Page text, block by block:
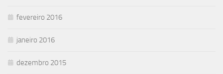
fevereiro 2016
janeiro 2016
dezembro 2015